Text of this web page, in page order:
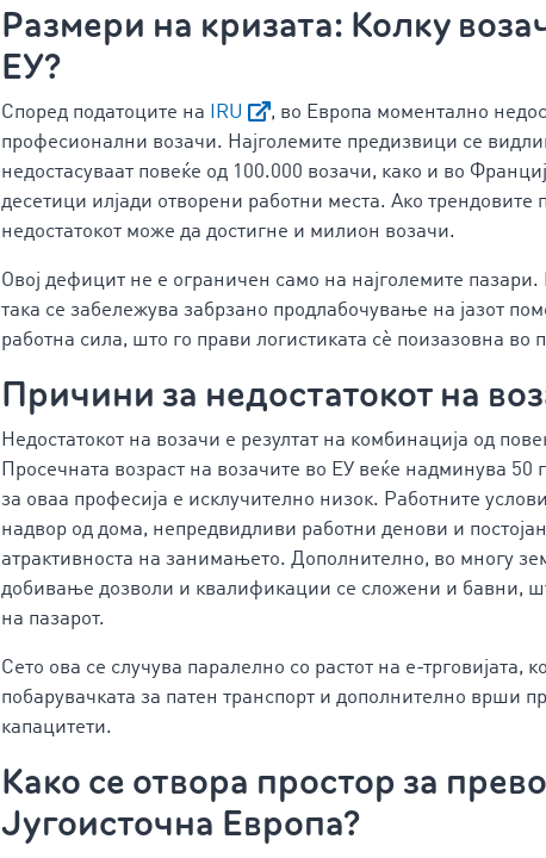
Размери на кризата: Колку
ЕУ?
Според податоците на IRU
, во Европа моментално
професионални возачи. Најголемите предизвици се
недостасуваат повеќе од 100.000 возачи, како и во
десетици илјади отворени работни места. Ако трендовите
недостатокот може да достигне и милион возачи.
Овој дефицит не е ограничен само на најголемите
така се забележува забрзано продлабочување на јазот
работна сила, што го прави логистиката сè поизазовна во
Причини за недостатокот на
Недостатокот на возачи е резултат на комбинација од
Просечната возраст на возачите во ЕУ веќе надминува 50
за оваа професија е исклучително низок. Работните
надвор од дома, непредвидливи работни денови и
атрактивноста на занимањето. Дополнително, во многу
добивање дозволи и квалификации се сложени и бавни,
на пазарот.
Сето ова се случува паралелно со растот на е-трговијата,
побарувачката за патен транспорт и дополнително врши
капацитети.
Како се отвора простор за
Југоисточна Европа?